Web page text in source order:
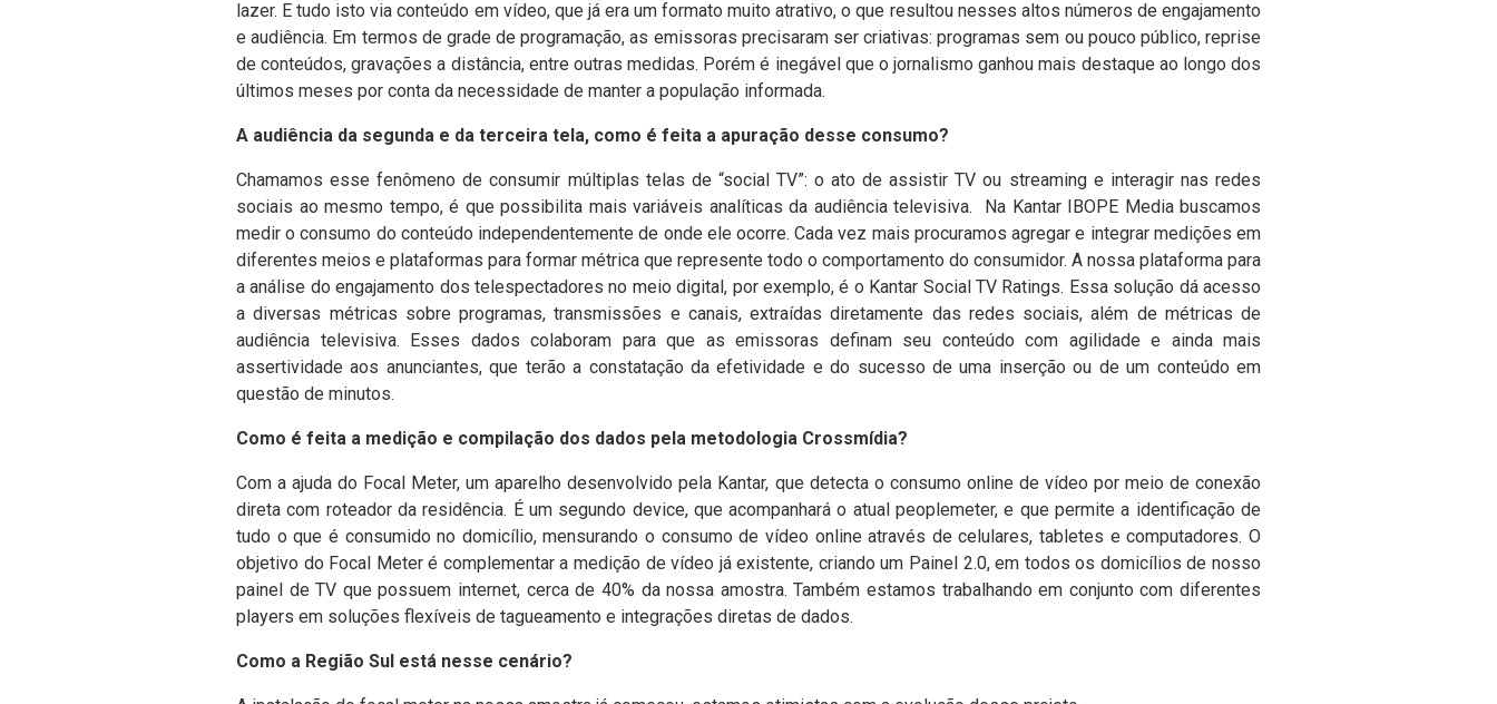
lazer. E tudo isto via conteúdo em vídeo, que já era um formato muito atrativo, o que resultou nesses altos números de engajamento
e audiência. Em termos de grade de programação, as emissoras precisaram ser criativas: programas sem ou pouco público, reprise
de conteúdos, gravações a distância, entre outras medidas. Porém é inegável que o jornalismo ganhou mais destaque ao longo dos
últimos meses por conta da necessidade de manter a população informada.
A audiência da segunda e da terceira tela, como é feita a apuração desse consumo?
Chamamos esse fenômeno de consumir múltiplas telas de “social TV”: o ato de assistir TV ou streaming e interagir nas redes
sociais ao mesmo tempo, é que possibilita mais variáveis analíticas da audiência televisiva.
Na Kantar IBOPE Media buscamos
medir o consumo do conteúdo independentemente de onde ele ocorre. Cada vez mais procuramos agregar e integrar medições em
diferentes meios e plataformas para formar métrica que represente todo o comportamento do consumidor. A nossa plataforma para
a análise do engajamento dos telespectadores no meio digital, por exemplo, é o Kantar Social TV Ratings. Essa solução dá acesso
a diversas métricas sobre programas, transmissões e canais, extraídas diretamente das redes sociais, além de métricas de
audiência televisiva. Esses dados colaboram para que as emissoras definam seu conteúdo com agilidade e ainda mais
assertividade aos anunciantes, que terão a constatação da efetividade e do sucesso de uma inserção ou de um conteúdo em
questão de minutos.
Como é feita a medição e compilação dos dados pela metodologia Crossmídia?
Com a ajuda do Focal Meter, um aparelho desenvolvido pela Kantar, que detecta o consumo online de vídeo por meio de conexão
direta com roteador da residência. É um segundo device, que acompanhará o atual peoplemeter, e que permite a identificação de
tudo o que é consumido no domicílio, mensurando o consumo de vídeo online através de celulares, tabletes e computadores. O
objetivo do Focal Meter é complementar a medição de vídeo já existente, criando um Painel 2.0, em todos os domicílios de nosso
painel de TV que possuem internet, cerca de 40% da nossa amostra. Também estamos trabalhando em conjunto com diferentes
players em soluções flexíveis de tagueamento e integrações diretas de dados.
Como a Região Sul está nesse cenário?